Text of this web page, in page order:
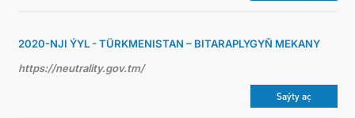
2020-NJI ÝYL - TÜRKMENISTAN – BITARAPLYGYŇ MEKANY
https://neutrality.gov.tm/
Saýty aç